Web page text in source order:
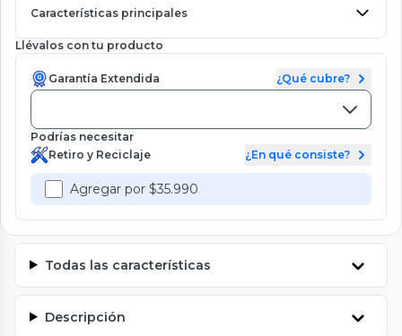
Características principales
Llévalos con tu producto
Garantía Extendida ¿Qué cubre?
Podrías necesitar
Retiro y Reciclaje
¿En qué consiste?
Agregar por $35.990
Todas las características
Descripción